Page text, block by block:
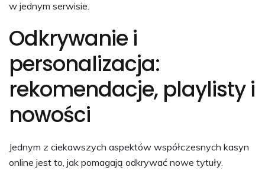
w jednym serwisie.
Odkrywanie i
personalizacja:
rekomendacje, playlisty i
nowości
Jednym z ciekawszych aspektów współczesnych kasyn
online jest to, jak pomagają odkrywać nowe tytuły.